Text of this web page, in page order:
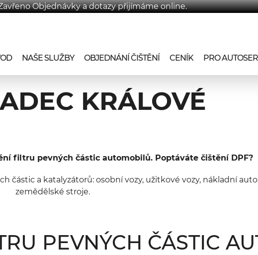
Zavřeno Objednávky a dotazy přijímáme online.
NAŠE SLUŽBY OBJEDNÁNÍ ČIŠTĚNÍ CENÍK PRO
KRÁLOVÉ
filtru pevných částic automobilů. Poptáváte čištění DPF?
a katalyzátorů: osobní vozy, užitkové vozy, nákladní
zemědělské stroje.
PEVNÝCH ČÁSTIC